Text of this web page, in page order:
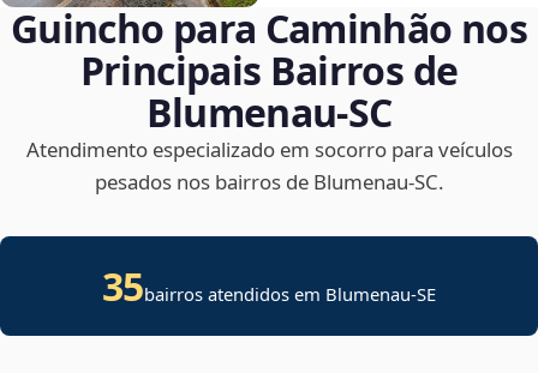
Guincho para Caminhão nos
Principais Bairros de
Blumenau‑SC
Atendimento especializado em socorro para veículos
pesados nos bairros de Blumenau‑SC.
35bairros atendidos em Blumenau-SE